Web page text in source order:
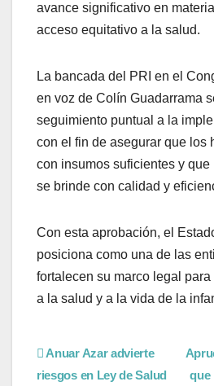
avance significativo en
acceso equitativo a la salud.
La bancada del PRI en el
en voz de Colín Guadarrama
seguimiento puntual a la
con el fin de asegurar que los
con insumos suficientes y
se brinde con calidad y
Con esta aprobación, el
posiciona como una de las
fortalecen su marco legal
a la salud y a la vida de la
que
Anuar Azar advierte
riesgos en Ley de Salud